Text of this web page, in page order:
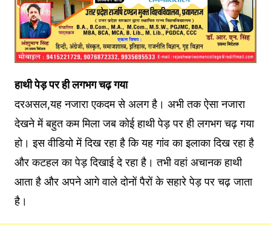
हाथी पेड़ पर ही लगभग चढ़ गया
दरअसल,यह नजारा एकदम से अलग है। अभी तक ऐसा नजारा
देखने में बहुत कम मिला जब कोई हाथी पेड़ पर ही लगभग चढ़ गया
हो। इस वीडियो में दिख रहा है कि यह गांव का इलाका दिख रहा है
और कटहल का पेड़ दिखाई दे रहा है। तभी वहां अचानक हाथी
आता है और अपने आगे वाले दोनों पैरों के सहारे पेड़ पर चढ़ जाता
है।